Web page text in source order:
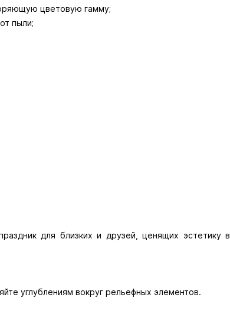
цветовую гамму;
пыли;
для близких и друзей, ценящих эстетику в
углублениям вокруг рельефных элементов.